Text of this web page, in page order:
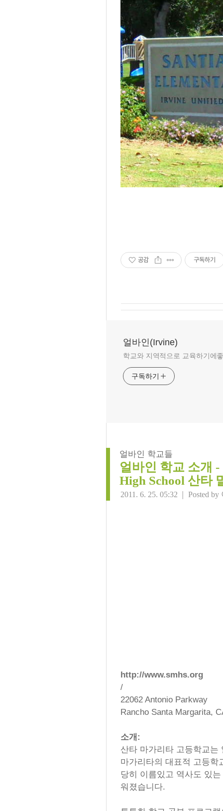
공감 구독하기
얼바인(Irvine)
학교와 지역적으로 교육하기에
구독하기
얼바인 학교들
얼바인 학교 소개
High School 산타
2011. 6. 25. 05:32 | Posted by
http://www.smhs.org
/
22062 Antonio Parkway
Rancho Santa Margarita,
소개:
산타 마가리타 고등학교는
마가리타의 대표적 고등학
당히 이름있고 역사도 있
워졌습니다.